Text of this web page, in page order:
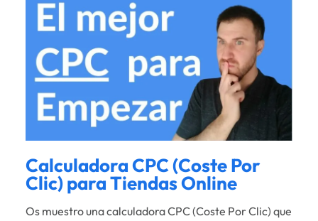
Calculadora CPC (Coste Por
Clic) para Tiendas Online
Os muestro una calculadora CPC (Coste Por Clic) que